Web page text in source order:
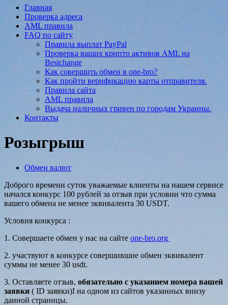
Главная
Проверка адреса
AML правила
FAQ по сайту
Правила выплат PayPal
Проверка ваших крипто активов AML на
Bestchange
Как совершить обмен в one-bro?
Как пройти верификацию карты отправителя.
Правила сайта
AML правила
Выдача наличных гривен по городам Украины.
Контакты
Розыгрыш
Обмен валют
Доброго времени суток уважаемые клиенты на нашем сервисе
начался конкурс 100 рублей за отзыв при условии что сумма
вашего обмена не менее эквивалента 30 USDT.
Условия конкурса :
1. Совершаете обмен у нас на сайте one-bro.org
2. участвуют в конкурсе совершившие обмен эквивалент
суммы не менее 30 usdt.
3. Оставляете отзыв, обязательно с указанием номера вашей
заявки ( ID заявки)! на одном из сайтов указанных внизу
данной страницы.